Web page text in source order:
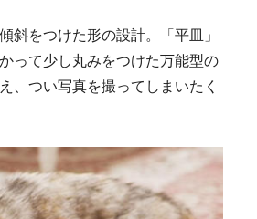
斜をつけた形の設計。「平皿」
って少し丸みをつけた万能型の
、つい写真を撮ってしまいたく